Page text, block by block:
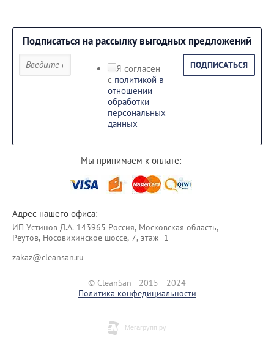
Подписаться на рассылку выгодных предложений
Я согласен
с политикой в
отношении
обработки
персональных
данных
ПОДПИСАТЬСЯ
Мы принимаем к оплате:
Адрес нашего офиса:
ИП Уcтинoв Д.А. 143965 Россия, Московская область,
Реутов, Носовихинское шоссе, 7, этаж -1
zakaz@cleansan.ru
© CleanSan 2015 - 2024
Политика конфедициальности